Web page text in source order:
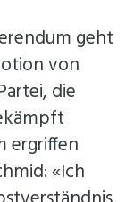
geht
von
die
ergriffen
«Ich